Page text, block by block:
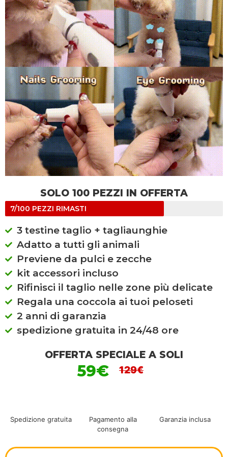
SOLO 100 PEZZI IN OFFERTA
7/100 PEZZI RIMASTI
3 testine taglio + tagliaunghie
Adatto a tutti gli animali
Previene da pulci e zecche
kit accessori incluso
Rifinisci il taglio nelle zone più delicate
Regala una coccola ai tuoi peloseti
2 anni di garanzia
spedizione gratuita in 24/48 ore
OFFERTA SPECIALE A SOLI
59€ 129€
Spedizione gratuita
Pagamento alla
consegna
Garanzia inclusa